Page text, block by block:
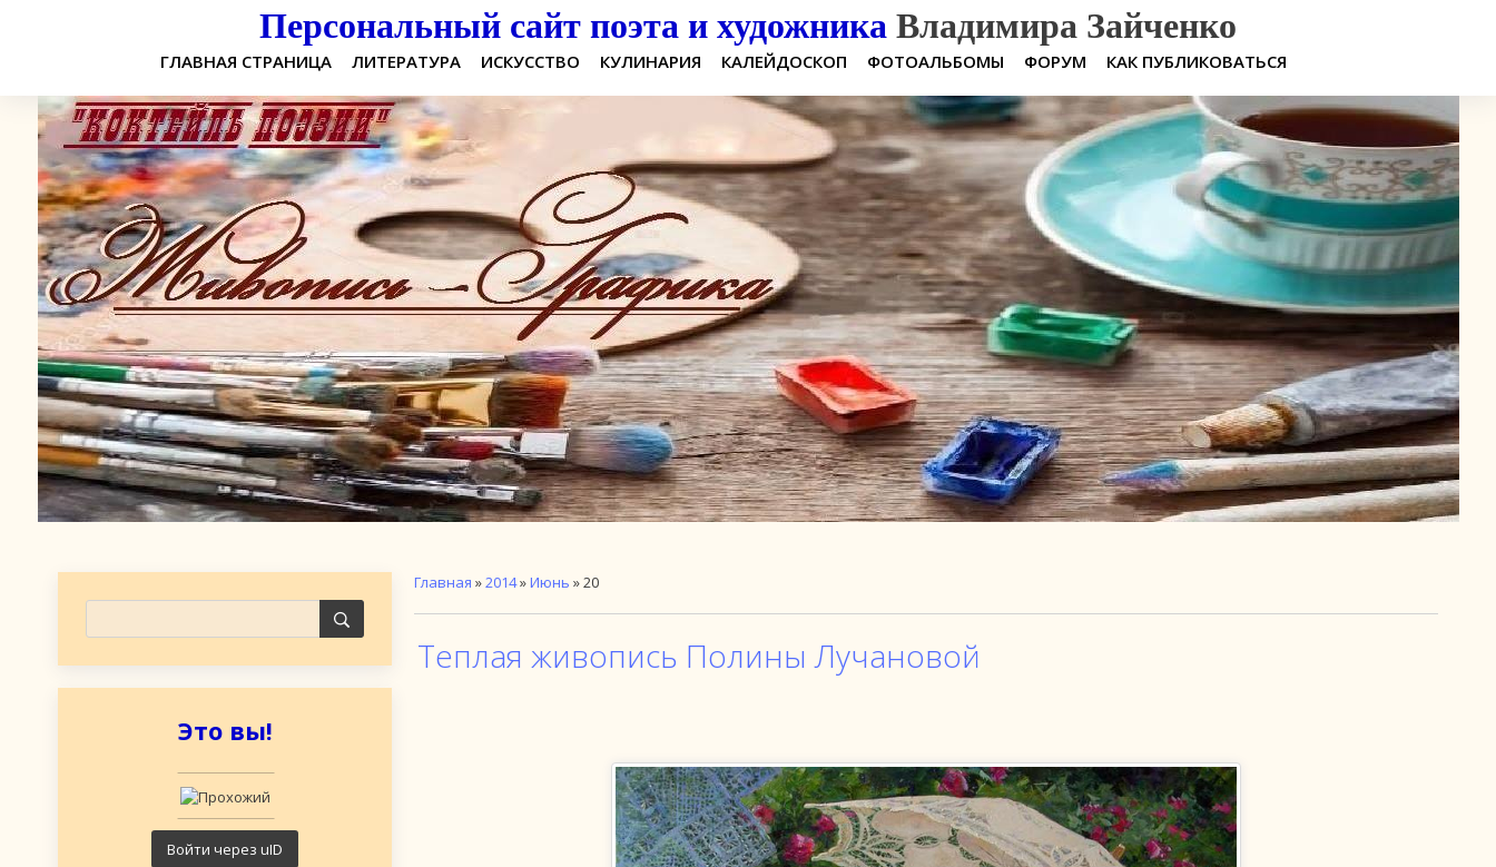
Персональный сайт поэта и художника Владимира Зайченко
ГЛАВНАЯ СТРАНИЦА ЛИТЕРАТУРА ИСКУССТВО КУЛИНАРИЯ КАЛЕЙДОСКОП ФОТОАЛЬБОМЫ ФОРУМ КАК ПУБЛИКОВАТЬСЯ
Это вы!
Войти через uID
Главная »2014»Июнь »20
Теплая живопись Полины Лучановой